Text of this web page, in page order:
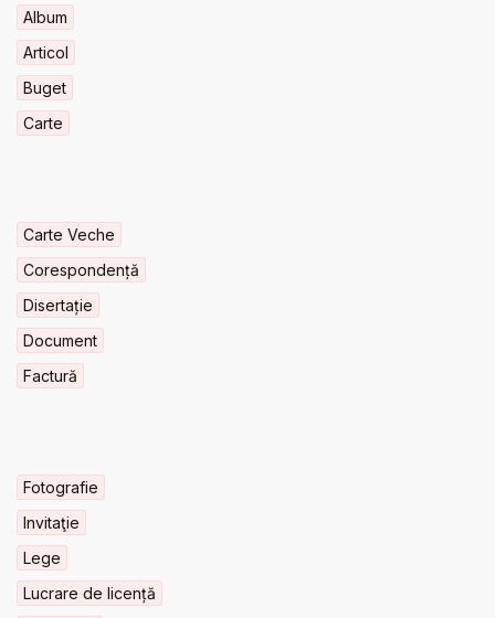
Album
Articol
Buget
Carte
Carte Veche
Corespondență
Disertație
Document
Factură
Fotografie
Invitaţie
Lege
Lucrare de licență